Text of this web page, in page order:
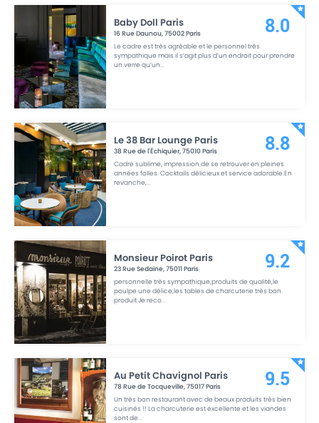
Baby Doll Paris
16 Rue Daunou,75002Paris
Le cadre est très agréable et le personnel très
sympathique mais il s’agit plus d’un endroit pour prendre
un verre qu’un...
8.0
Le 38 Bar Lounge Paris
38 Rue de l'Échiquier,75010Paris
Cadre sublime, impression de se retrouver en pleines
années folles. Cocktails délicieux et service adorable.En
revanche,...
8.8
Monsieur Poirot Paris
23 Rue Sedaine,75011Paris
personnelle très sympathique,produits de qualité,le
poulpe une délice,les tables de charcuterie très bon
produit.Je reco...
9.2
Au Petit Chavignol Paris
78 Rue de Tocqueville,75017Paris
Un très bon restaurant avec de beaux produits très bien
cuisinés !! La charcuterie est excellente et les viandes
sont de...
9.5